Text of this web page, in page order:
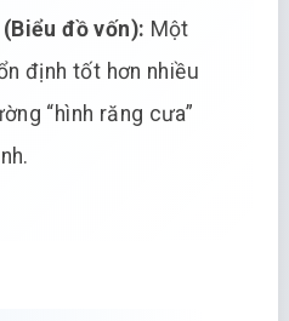
đồ vốn): Một
định tốt hơn nhiều
“hình răng cưa”